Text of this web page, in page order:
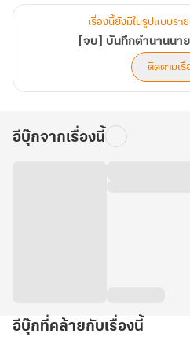
เรื่องนี้ยังมีในรูปแบบรา
[จบ] บันทึกตำนานนา
ติดตามเรื่
อีบุ๊กจากเรื่องนี้
อีบุ๊กที่คล้ายกับเรื่องนี้